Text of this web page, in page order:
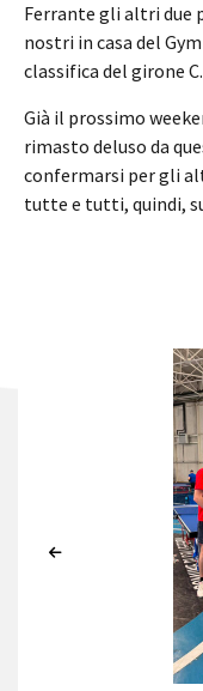
Ferrante gli altri due
nostri in casa del
classifica del girone C.
Già il prossimo
rimasto deluso da
confermarsi per gli
tutte e tutti, quindi,